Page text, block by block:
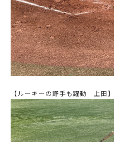
【ルーキーの野手も躍動 上田】